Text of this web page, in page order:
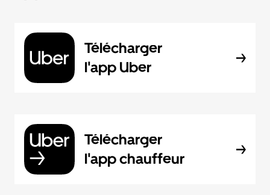
Télécharger
l'app Uber
Télécharger
l'app chauffeur